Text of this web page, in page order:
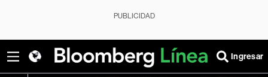
PUBLICIDAD
Ingresar